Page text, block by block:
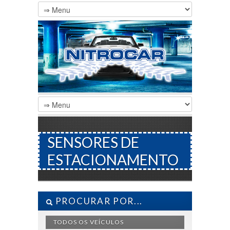
SENSORES DE
ESTACIONAMENTO
PROCURAR POR...
TODOS OS VEÍCULOS